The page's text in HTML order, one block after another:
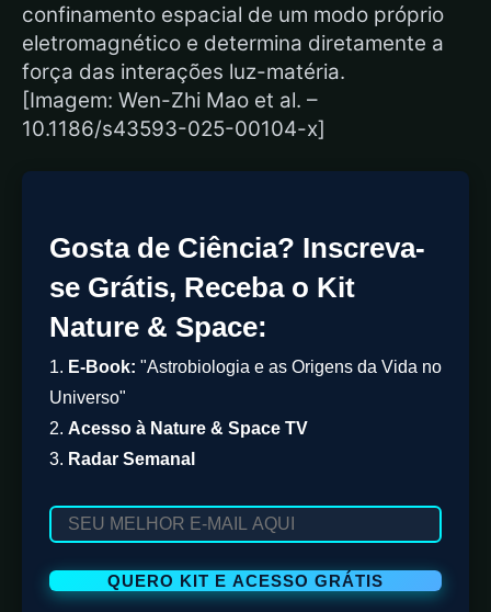
confinamento espacial de um modo próprio
eletromagnético e determina diretamente a
força das interações luz-matéria.
[Imagem: Wen-Zhi Mao et al. –
10.1186/s43593-025-00104-x]
Gosta de Ciência? Inscreva-
se Grátis, Receba o Kit
Nature & Space:
1. E-Book: "Astrobiologia e as Origens da Vida no
Universo"
2. Acesso à Nature & Space TV
3. Radar Semanal